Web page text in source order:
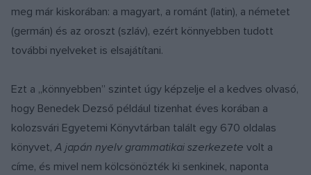
meg már kiskorában: a magyart, a románt (latin), a németet
(germán) és az oroszt (szláv), ezért könnyebben tudott
további nyelveket is elsajátítani.
Ezt a „könnyebben” szintet úgy képzelje el a kedves olvasó,
hogy Benedek Dezső például tizenhat éves korában a
kolozsvári Egyetemi Könyvtárban talált egy 670 oldalas
könyvet,A japán nyelv grammatikai szerkezete volt a
címe, és mivel nem kölcsönözték ki senkinek, naponta